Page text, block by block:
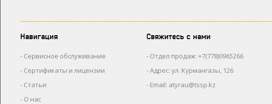
Навигация
Сервисное обслуживание
Сертификаты и лицензии
Статьи
О нас
Свяжитесь с нами
Отдел продаж: +7(778)0965266
Адрес: ул. Курмангазы, 126
Email: atyrau@tssp.kz